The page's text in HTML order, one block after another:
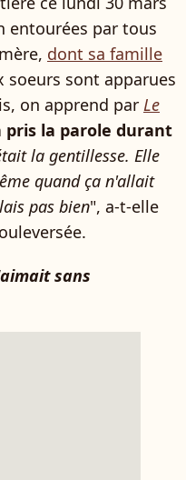
entourées par tous
dont sa famille
soeurs sont apparues
on apprend par Le
pris la parole durant
la gentillesse. Elle
quand ça n'allait
pas bien", a-t-elle
sans